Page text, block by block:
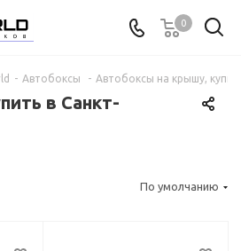
0
- Автобоксы - Автобоксы на крышу,
в Санкт-
По умолчанию